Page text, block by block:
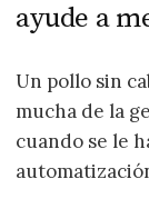
ayude a
Un pollo sin
mucha de la
cuando se le